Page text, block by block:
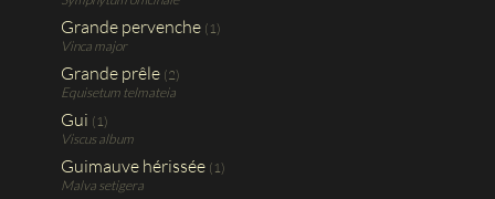
Grande pervenche (1)
Vinca major
Grande prêle (2)
Equisetum telmateia
Gui (1)
Viscus album
Guimauve hérissée (1)
Malva setigera